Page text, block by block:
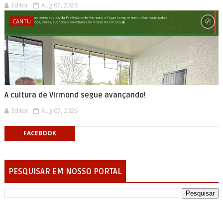
Editor Aug 07, 2026
CANTU
A cultura de Virmond segue avançando!
Editor Aug 07, 2026
FACEBOOK
PESQUISAR EM NOSSO PORTAL